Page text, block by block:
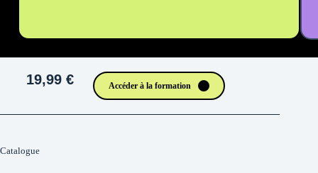
19,99 € Accéder à la formation
Catalogue